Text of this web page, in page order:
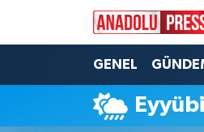
GENEL
Nöbetçi Eczaneler
Hava Durumu